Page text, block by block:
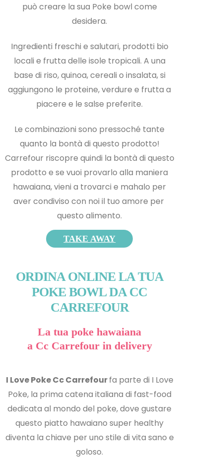
può creare la sua Poke bowl come
desidera.
Ingredienti freschi e salutari, prodotti bio
locali e frutta delle isole tropicali. A una
base di riso, quinoa, cereali o insalata, si
aggiungono le proteine, verdure e frutta a
piacere e le salse preferite.
Le combinazioni sono pressoché tante
quanto la bontà di questo prodotto!
Carrefour riscopre quindi la bontà di questo
prodotto e se vuoi provarlo alla maniera
hawaiana, vieni a trovarci e mahalo per
aver condiviso con noi il tuo amore per
questo alimento.
TAKE AWAY
ORDINA ONLINE LA TUA
POKE BOWL DA CC
CARREFOUR
La tua poke hawaiana
a Cc Carrefour in delivery
I Love Poke Cc Carrefourfa parte di I Love
Poke, la prima catena italiana di fast-food
dedicata al mondo del poke, dove gustare
questo piatto hawaiano super healthy
diventa la chiave per uno stile di vita sano e
goloso.